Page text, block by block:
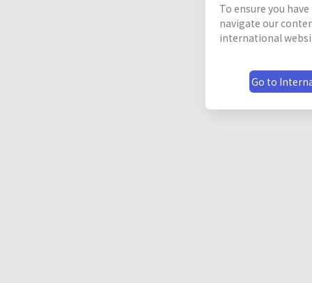
To ensure you
navigate our
international
Go to